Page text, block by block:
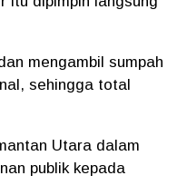
mengambil sumpah
sehingga total
Utara dalam
publik kepada